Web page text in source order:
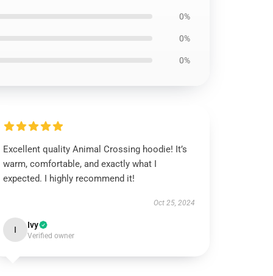
0%
0%
0%
Excellent quality Animal Crossing hoodie! It’s
warm, comfortable, and exactly what I
expected. I highly recommend it!
Oct 25, 2024
I Ivy
Verified owner